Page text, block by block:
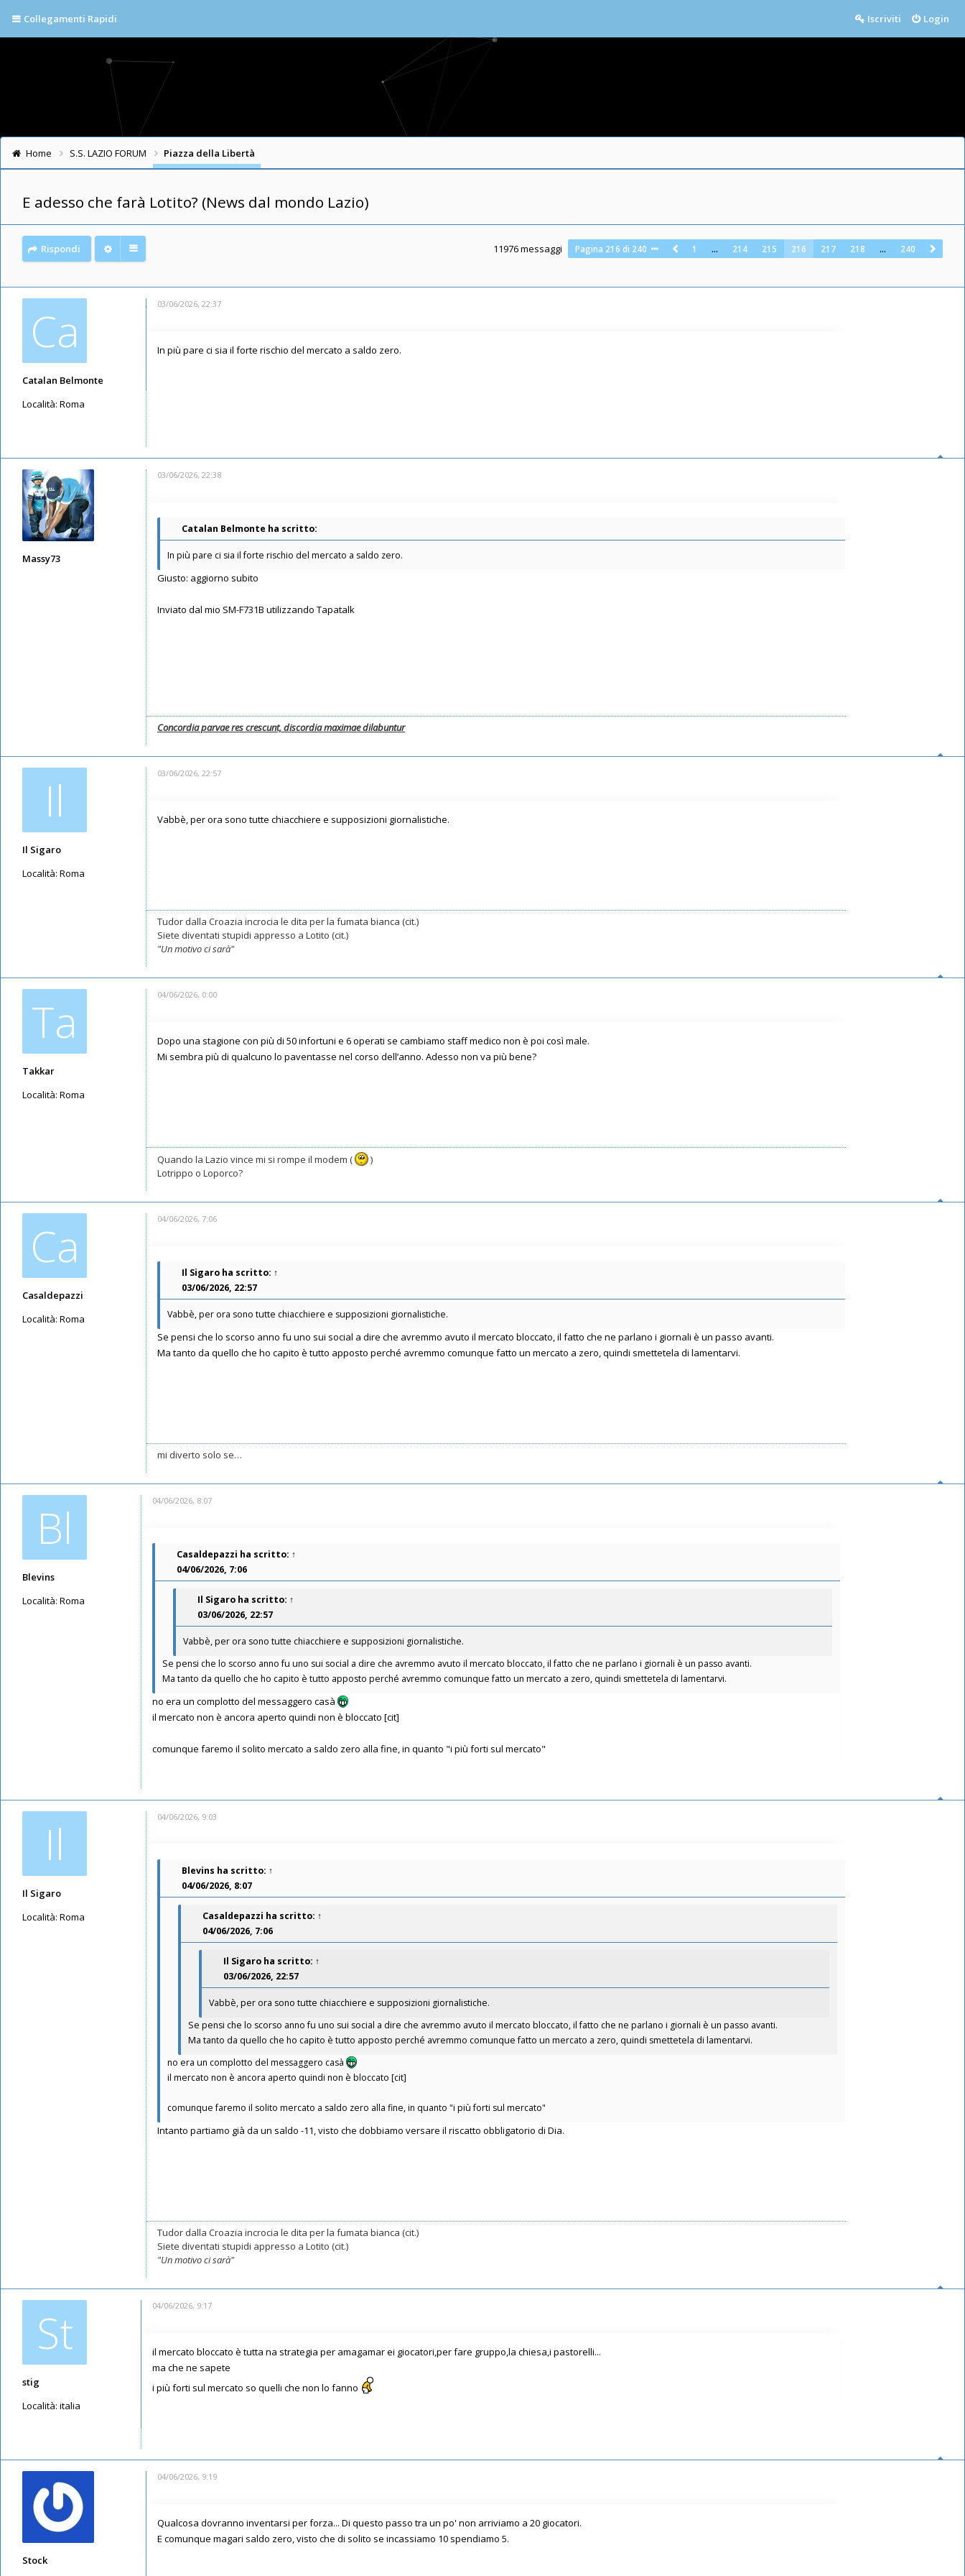
Collegamenti Rapidi Login
Iscriviti
Home S.S. LAZIO FORUM Piazza della Libertà
E adesso che farà Lotito? (News dal mondo Lazio)
Rispondi 11976 messaggi Pagina 216 di 240 1 … 214 215 216 217 218 … 240
Ca
Catalan Belmonte
Località: Roma
03/06/2026, 22:37
In più pare ci sia il forte rischio del mercato a saldo zero.
Massy73
03/06/2026, 22:38
Catalan Belmonte ha scritto:
In più pare ci sia il forte rischio del mercato a saldo zero.
Giusto: aggiorno subito
Inviato dal mio SM-F731B utilizzando Tapatalk
Concordia parvae res crescunt, discordia maximae dilabuntur
Il
Il Sigaro
Località: Roma
03/06/2026, 22:57
Vabbè, per ora sono tutte chiacchiere e supposizioni giornalistiche.
Tudor dalla Croazia incrocia le dita per la fumata bianca (cit.)
Siete diventati stupidi appresso a Lotito (cit.)
"Un motivo ci sarà"
Ta
Takkar
Località: Roma
04/06/2026, 0:00
Dopo una stagione con più di 50 infortuni e 6 operati se cambiamo staff medico non è poi così male.
Mi sembra più di qualcuno lo paventasse nel corso dell’anno. Adesso non va più bene?
Quando la Lazio vince mi si rompe il modem (
)
Lotrippo o Loporco?
Ca
Casaldepazzi
Località: Roma
04/06/2026, 7:06
Il Sigaro ha scritto: ↑
03/06/2026, 22:57
Vabbè, per ora sono tutte chiacchiere e supposizioni giornalistiche.
Se pensi che lo scorso anno fu uno sui social a dire che avremmo avuto il mercato bloccato, il fatto che ne parlano i giornali è un passo avanti.
Ma tanto da quello che ho capito è tutto apposto perché avremmo comunque fatto un mercato a zero, quindi smettetela di lamentarvi.
mi diverto solo se…
Bl
Blevins
Località: Roma
04/06/2026, 8:07
Casaldepazzi ha scritto: ↑
04/06/2026, 7:06
Il Sigaro ha scritto: ↑
03/06/2026, 22:57
Vabbè, per ora sono tutte chiacchiere e supposizioni giornalistiche.
Se pensi che lo scorso anno fu uno sui social a dire che avremmo avuto il mercato bloccato, il fatto che ne parlano i giornali è un passo avanti.
Ma tanto da quello che ho capito è tutto apposto perché avremmo comunque fatto un mercato a zero, quindi smettetela di lamentarvi.
no era un complotto del messaggero casà
il mercato non è ancora aperto quindi non è bloccato [cit]
comunque faremo il solito mercato a saldo zero alla fine, in quanto "i più forti sul mercato"
Il
Il Sigaro
Località: Roma
04/06/2026, 9:03
Blevins ha scritto: ↑
04/06/2026, 8:07
Casaldepazzi ha scritto: ↑
04/06/2026, 7:06
Il Sigaro ha scritto: ↑
03/06/2026, 22:57
Vabbè, per ora sono tutte chiacchiere e supposizioni giornalistiche.
Se pensi che lo scorso anno fu uno sui social a dire che avremmo avuto il mercato bloccato, il fatto che ne parlano i giornali è un passo avanti.
Ma tanto da quello che ho capito è tutto apposto perché avremmo comunque fatto un mercato a zero, quindi smettetela di lamentarvi.
no era un complotto del messaggero casà
il mercato non è ancora aperto quindi non è bloccato [cit]
comunque faremo il solito mercato a saldo zero alla fine, in quanto "i più forti sul mercato"
Intanto partiamo già da un saldo -11, visto che dobbiamo versare il riscatto obbligatorio di Dia.
Tudor dalla Croazia incrocia le dita per la fumata bianca (cit.)
Siete diventati stupidi appresso a Lotito (cit.)
"Un motivo ci sarà"
St
stig
Località: italia
04/06/2026, 9:17
il mercato bloccato è tutta na strategia per amagamar ei giocatori,per fare gruppo,la chiesa,i pastorelli...
ma che ne sapete
i più forti sul mercato so quelli che non lo fanno
Stock
04/06/2026, 9:19
Qualcosa dovranno inventarsi per forza... Di questo passo tra un po' non arriviamo a 20 giocatori.
E comunque magari saldo zero, visto che di solito se incassiamo 10 spendiamo 5.